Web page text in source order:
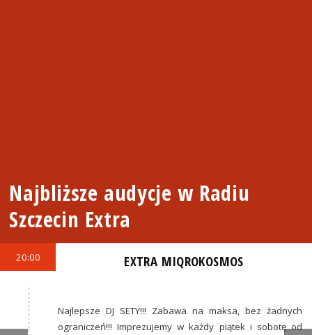
Najbliższe audycje w Radiu
Szczecin Extra
20:00 EXTRA MIQROKOSMOS
Najlepsze DJ SETY!!! Zabawa na maksa, bez żadnych
ograniczeń!!! Imprezujemy w każdy piątek i sobotę od